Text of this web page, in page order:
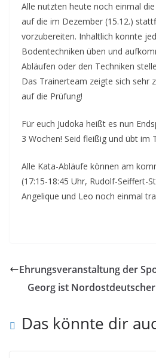
Alle nutzten heute noch einmal
auf die im Dezember (15.12.)
vorzubereiten. Inhaltlich konnte
Bodentechniken üben und
Abläufen oder den Techniken
Das Trainerteam zeigte sich sehr
auf die Prüfung!
Für euch Judoka heißt es nun
3 Wochen! Seid fleißig und übt im
Alle Kata-Abläufe können am
(17:15-18:45 Uhr, Rudolf-Seiffert-
Angelique und Leo noch einmal
Ehrungsveranstaltung der
Georg ist
Das könnte dir